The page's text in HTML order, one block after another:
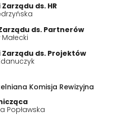
ds. HR
ds. Partnerów
Zarządu ds. Projektów
Komisja Rewizyjna
Popławska